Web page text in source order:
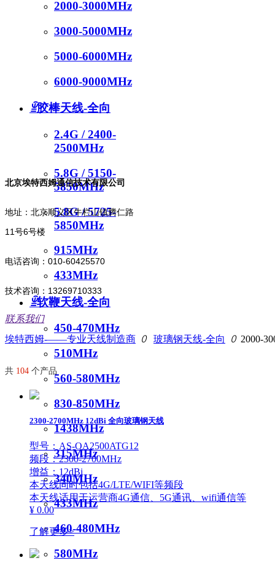
新闻动态
2000-3000MHz
3000-5000MHz
5000-6000MHz
6000-9000MHz
ꁇ胶棒天线-全向
2.4G / 2400-
2500MHz
5.8G / 5150-
5850MHz
5.8G / 5725-
5850MHz
915MHz
433MHz
ꁇ软鞭天线-全向
450-470MHz
510MHz
560-580MHz
830-850MHz
1438MHz
315MHz
340MHz
433MHz
460-480MHz
580MHz
北京埃特西姆通信技术有限公司
地址：北京顺义区牛栏山镇腾仁路
11号6号楼
电话咨询：010-60425570
技术咨询：13269710333
联系我们
埃特西姆-——专业天线制造商 ꄲ 玻璃钢天线-全向 ꄲ 2000-
共 104 个产品
2300-2700MHz 12dBi 全向玻璃钢天线
型号：AS-OA2500ATG12
频段：2300-2700MHz
增益：12dBi
本天线同时包括4G/LTE/WIFI等频段
本天线适用于运营商4G通信、5G通讯、wifi通信等
¥ 0.00
了解更多>